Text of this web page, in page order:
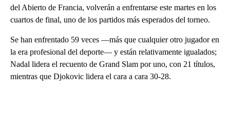
del Abierto de Francia, volverán a enfrentarse este martes en los
cuartos de final, uno de los partidos más esperados del torneo.
Se han enfrentado 59 veces —más que cualquier otro jugador en
la era profesional del deporte— y están relativamente igualados;
Nadal lidera el recuento de Grand Slam por uno, con 21 títulos,
mientras que Djokovic lidera el cara a cara 30-28.